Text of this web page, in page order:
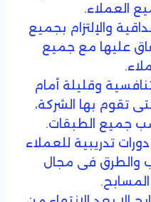
العملاء.
والإلتزام بجميع
عليها مع جميع
وقليلة أمام
تقوم بها الشركة،
جميع الطبقات.
تدريبية للعملاء
والطرق فى مجال